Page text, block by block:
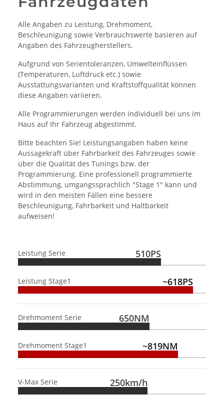
Alle Angaben zu Leistung, Drehmoment,
Beschleunigung sowie Verbrauchswerte basieren auf
Angaben des Fahrzeugherstellers.
Aufgrund von Serientoleranzen, Umwelteinflüssen
(Temperaturen, Luftdruck etc.) sowie
Ausstattungsvarianten und Kraftstoffqualität können
diese Angaben variieren.
Alle Programmierungen werden individuell bei uns im
Haus auf Ihr Fahrzeug abgestimmt.
Bitte beachten Sie! Leistungsangaben haben keine
Aussagekraft über Fahrbarkeit des Fahrzeuges sowie
über die Qualität des Tunings bzw. der
Programmierung. Eine professionell programmierte
Abstimmung, umgangssprachlich "Stage 1" kann und
wird in den meisten Fällen eine bessere
Beschleunigung, Fahrbarkeit und Haltbarkeit
aufweisen!
Leistung Serie 510PS
Leistung Stage1 ~618PS
Drehmoment Serie 650NM
Drehmoment Stage1 ~819NM
V-Max Serie 250km/h